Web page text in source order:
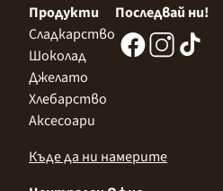
Продукти
Сладкарство
Шоколад
Джелато
Хлебарство
Аксесоари
Последвай ни!
Къде да ни намерите